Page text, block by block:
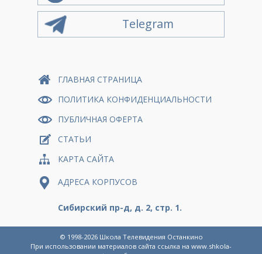
Telegram
ГЛАВНАЯ СТРАНИЦА
ПОЛИТИКА КОНФИДЕНЦИАЛЬНОСТИ
ПУБЛИЧНАЯ ОФЕРТА
СТАТЬИ
КАРТА САЙТА
АДРЕСА КОРПУСОВ
Сибирский пр-д, д. 2, стр. 1.
© 1998-2026 Школа Телевидения Останкино
При использовании материалов сайта ссылка на www.shkola-